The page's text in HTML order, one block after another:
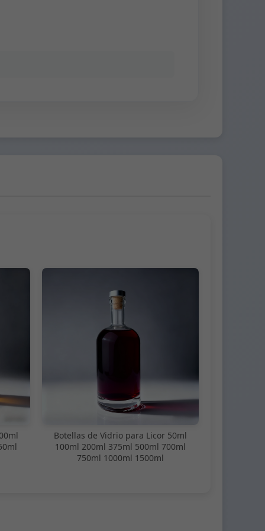
Botellas de Vidrio para Licor 50ml
100ml 200ml 375ml 500ml 700ml
750ml 1000ml 1500ml